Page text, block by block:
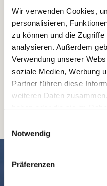
Wir verwenden Cookies,
personalisieren,
zu können und die
analysieren. Außerdem
Verwendung unserer
soziale Medien, Werbung
Partner führen diese
weiteren Daten
Notwendig
Präferenzen